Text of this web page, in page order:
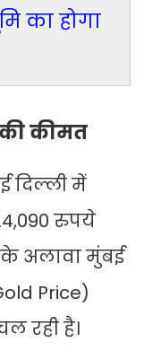
का होगा
कीमत
दिल्ली में
रुपये
अलावा मुंबई
Price)
रही है।